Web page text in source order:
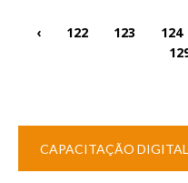
‹ 122 123 124
CAPACITAÇÃO DIGITAL